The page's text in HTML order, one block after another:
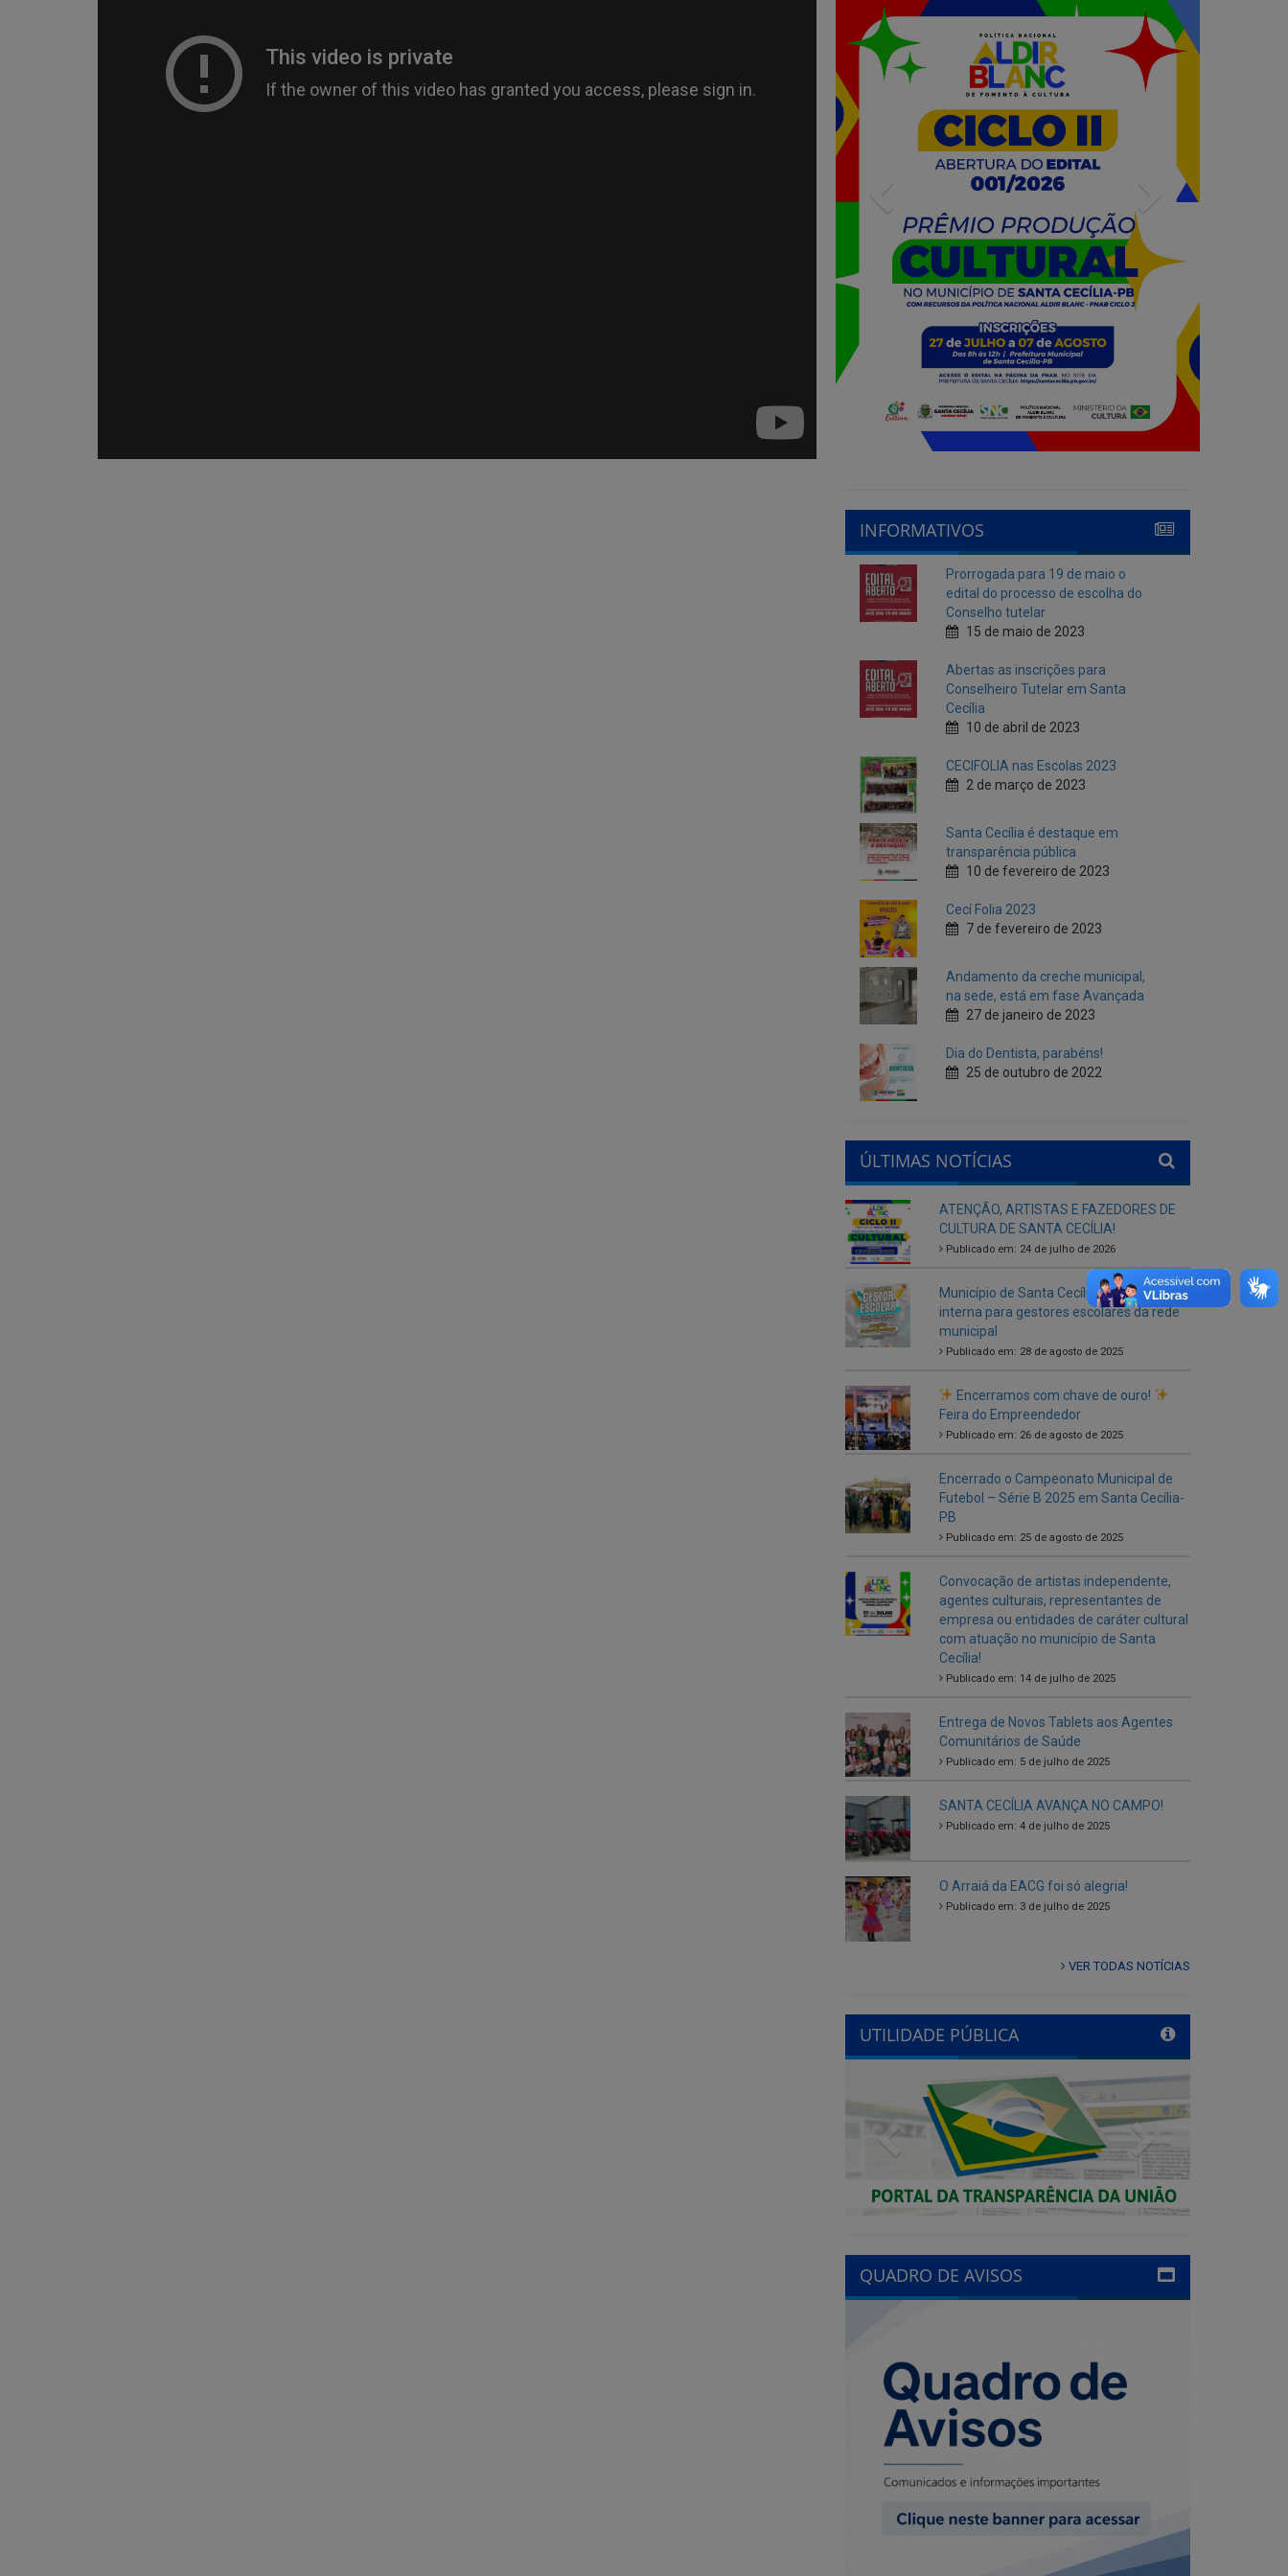
Next
INFORMATIVOS
Prorrogada para 19 de maio o
edital do processo de escolha do
Conselho tutelar
15 de maio de 2023
Abertas as inscrições para
Conselheiro Tutelar em Santa
Cecília
10 de abril de 2023
CECIFOLIA nas Escolas 2023
2 de março de 2023
Santa Cecília é destaque em
transparência pública
10 de fevereiro de 2023
Cecí Folia 2023
7 de fevereiro de 2023
Andamento da creche municipal,
na sede, está em fase Avançada
27 de janeiro de 2023
Dia do Dentista, parabéns!
25 de outubro de 2022
ÚLTIMAS NOTÍCIAS
ATENÇÃO, ARTISTAS E FAZEDORES DE
CULTURA DE SANTA CECÍLIA!
Publicado em: 24 de julho de 2026
Município de Santa Cecília abre seleção
interna para gestores escolares da rede
municipal
Publicado em: 28 de agosto de 2025
Encerramos com chave de ouro!
Feira do Empreendedor
Publicado em: 26 de agosto de 2025
Encerrado o Campeonato Municipal de
Futebol – Série B 2025 em Santa Cecília-
PB
Publicado em: 25 de agosto de 2025
Convocação de artistas independente,
agentes culturais, representantes de
empresa ou entidades de caráter cultural
com atuação no município de Santa
Cecília!
Publicado em: 14 de julho de 2025
Entrega de Novos Tablets aos Agentes
Comunitários de Saúde
Publicado em: 5 de julho de 2025
SANTA CECÍLIA AVANÇA NO CAMPO!
Publicado em: 4 de julho de 2025
O Arraiá da EACG foi só alegria!
Publicado em: 3 de julho de 2025
VER TODAS NOTÍCIAS
UTILIDADE PÚBLICA
Previous Next
QUADRO DE AVISOS